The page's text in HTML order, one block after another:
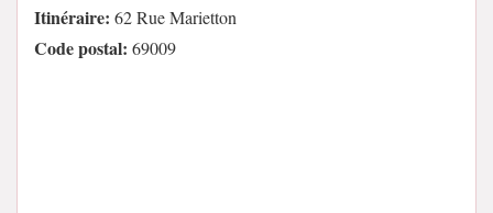
Itinéraire: 62 Rue Marietton
Code postal: 69009